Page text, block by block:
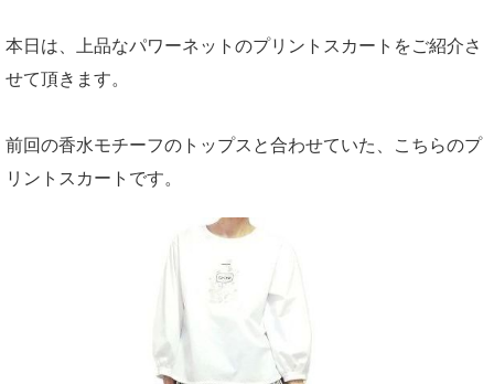
本日は、上品なパワーネットのプリントスカートをご紹介さ
せて頂きます。
前回の香水モチーフのトップスと合わせていた、こちらのプ
リントスカートです。